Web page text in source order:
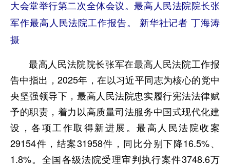
大会堂举行第二次全体会议。最高人民法院院长张
军作最高人民法院工作报告。 新华社记者 丁海涛
摄
最高人民法院院长张军在最高人民法院工作报
告中指出，2025年，在以习近平同志为核心的党中
央坚强领导下，最高人民法院忠实履行宪法法律赋
予的职责，着力以高质量司法服务中国式现代化建
设，各项工作取得新进展。最高人民法院收案
29154件，结案31958件，同比分别下降16.5%、
1.8%。全国各级法院受理审判执行案件3748.6万